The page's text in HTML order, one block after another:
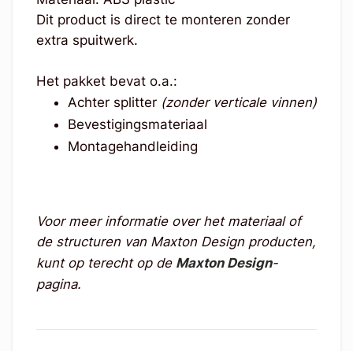
Dit product is direct te monteren zonder
extra spuitwerk.
Het pakket bevat o.a.:
Achter splitter (zonder verticale vinnen)
Bevestigingsmateriaal
Montagehandleiding
Voor meer informatie over het materiaal of
de structuren van Maxton Design producten,
kunt op terecht op de Maxton Design-
pagina.